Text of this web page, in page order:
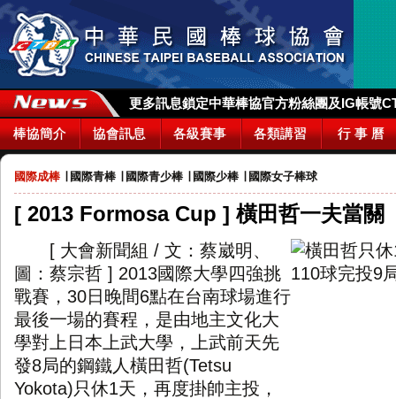
更多訊息鎖定中華棒協官方粉絲團及IG帳號
棒協簡介 協會訊息 各級賽事 各類講習 行 事 曆
國際成棒 國際青棒 國際青少棒 國際少棒 國際女子棒球
[ 2013 Formosa Cup ] 橫田哲一夫當
[ 大會新聞組 / 文：蔡崴明、
圖：蔡宗哲 ] 2013國際大學四強挑
戰賽， 30日晚間6點在台南球場進行
最後一場的賽程，是由地主文化大
學對上日本上武大學，上武前天先
發8局的鋼鐵人橫田哲(Tetsu
Yokota)只休1天，再度掛帥主投，